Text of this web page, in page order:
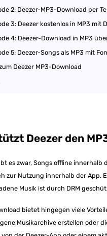
2: Deezer-MP3-Download per
3: Deezer kostenlos in MP3 mit
4: Deezer-Download in MP3
5: Deezer-Songs als MP3 mit
Deezer MP3-Download
Deezer den
es zwar, Songs offline
zur Nutzung innerhalb der App.
Musik ist durch DRM
bietet hingegen viele
Musikarchive erstellen oder